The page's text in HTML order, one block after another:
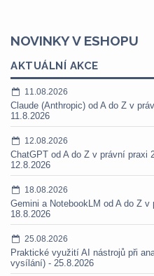
NOVINKY V ESHOPU
AKTUÁLNÍ AKCE
11.08.2026
Claude (Anthropic) od A do Z v
11.8.2026
12.08.2026
ChatGPT od A do Z v právní praxi
12.8.2026
18.08.2026
Gemini a NotebookLM od A do Z
18.8.2026
25.08.2026
Praktické využití AI nástrojů při
vysílání) - 25.8.2026